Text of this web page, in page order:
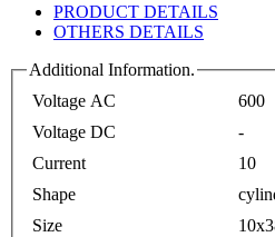
PRODUCT DETAILS
OTHERS DETAILS
Additional Information.
Voltage AC
600
Voltage DC
-
Current
10
Shape
Size